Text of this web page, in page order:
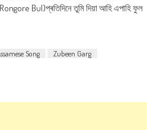
Bul)প্ৰতিদিনে তুমি দিয়া আহি এপাহি ফুল
Song Zubeen Garg